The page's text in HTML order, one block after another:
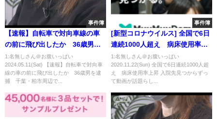
事件簿
【速報】自転車で対向車線の車
の前に飛び出したか 36歳男を
逮捕 千葉・柏市周辺で目撃の
「ひょっこり男」か 今年に入
って通報42件 自宅から自転車
TBS NEWS DIG
1:名無しさん＠お腹いっぱい
2024.05.11(Sat) 【速報】自転車で対向車
線の車の前に飛び出したか 36歳男を逮
捕 千葉・柏市周辺で...
事件簿
[新型コロナウイルス] 全国で6日
連続1000人超え 病床使用率上
昇 入院先見つからず
1:名無しさん＠お腹いっぱい
2020.11.22(Sun) 全国で6日連続1000人超
え 病床使用率上昇 入院先見つからずっ
て動画が話題らし...